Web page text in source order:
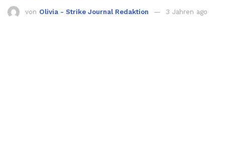
von Olivia - Strike Journal Redaktion 3 Jahren ago